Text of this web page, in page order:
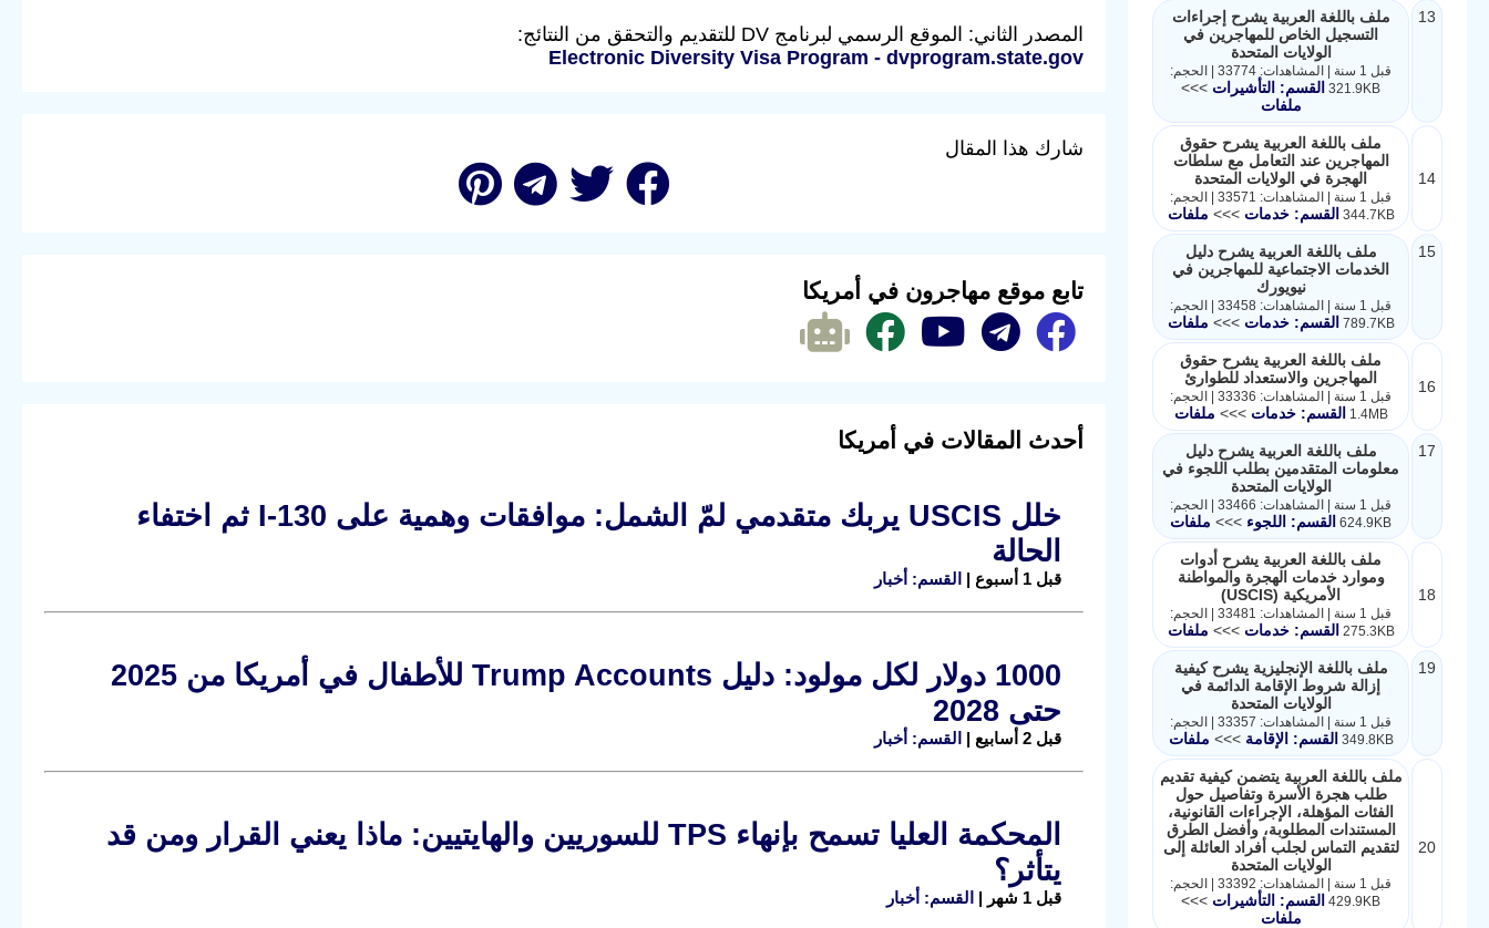
المصدر الثاني: الموقع الرسمي لبرنامج DV للتقديم والتحقق من النتائج:
Electronic Diversity Visa Program - dvprogram.state.gov
شارك هذا المقال
تابع موقع مهاجرون في أمريكا
أحدث المقالات في أمريكا
خلل USCIS يربك متقدمي لمّ الشمل: موافقات وهمية على I-130 ثم اختفاء
الحالة
قبل 1 أسبوع | القسم: أخبار
1000 دولار لكل مولود: دليل Trump Accounts للأطفال في أمريكا من 2025
حتى 2028
قبل 2 أسابيع | القسم: أخبار
المحكمة العليا تسمح بإنهاء TPS للسوريين والهايتيين: ماذا يعني القرار ومن قد
يتأثر؟
قبل 1 شهر | القسم: أخبار
13
ملف باللغة العربية يشرح إجراءات
التسجيل الخاص للمهاجرين في
الولايات المتحدة
قبل 1 سنة | المشاهدات: 33774 | الحجم:
321.9KB القسم: التأشيرات >>>
ملفات
14
ملف باللغة العربية يشرح حقوق
المهاجرين عند التعامل مع سلطات
الهجرة في الولايات المتحدة
قبل 1 سنة | المشاهدات: 33571 | الحجم:
344.7KB القسم: خدمات>>> ملفات
15
ملف باللغة العربية يشرح دليل
الخدمات الاجتماعية للمهاجرين في
نيويورك
قبل 1 سنة | المشاهدات: 33458 | الحجم:
789.7KB القسم: خدمات>>> ملفات
16
ملف باللغة العربية يشرح حقوق
المهاجرين والاستعداد للطوارئ
قبل 1 سنة | المشاهدات: 33336 | الحجم:
1.4MB
القسم: خدمات>>> ملفات
17
ملف باللغة العربية يشرح دليل
معلومات المتقدمين بطلب اللجوء في
الولايات المتحدة
قبل 1 سنة | المشاهدات: 33466 | الحجم:
624.9KB القسم: اللجوء >>> ملفات
18
ملف باللغة العربية يشرح أدوات
وموارد خدمات الهجرة والمواطنة
الأمريكية (USCIS)
قبل 1 سنة | المشاهدات: 33481 | الحجم:
275.3KB القسم: خدمات>>> ملفات
19
ملف باللغة الإنجليزية يشرح كيفية
إزالة شروط الإقامة الدائمة في
الولايات المتحدة
قبل 1 سنة | المشاهدات: 33357 | الحجم:
349.8KB القسم: الإقامة>>> ملفات
20
ملف باللغة العربية يتضمن كيفية تقديم
طلب هجرة الأسرة وتفاصيل حول
الفئات المؤهلة، الإجراءات القانونية،
المستندات المطلوبة، وأفضل الطرق
لتقديم التماس لجلب أفراد العائلة إلى
الولايات المتحدة
قبل 1 سنة | المشاهدات: 33392 | الحجم:
429.9KB القسم: التأشيرات >>>
ملفات